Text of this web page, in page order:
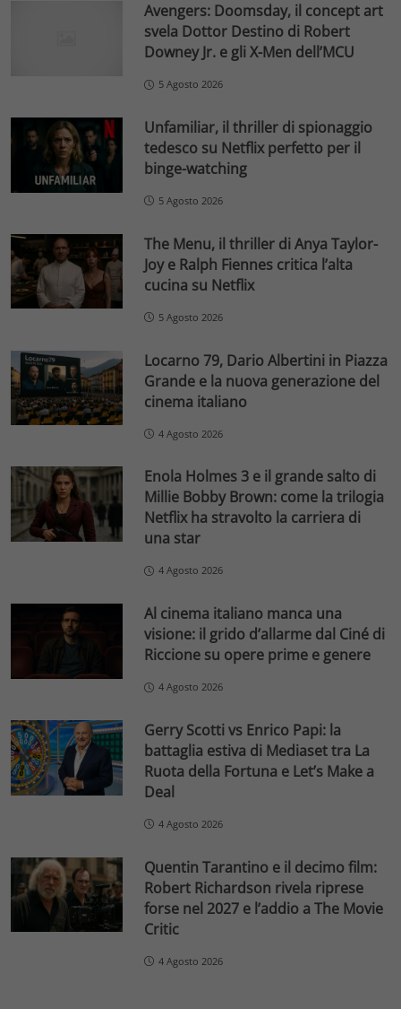
Avengers: Doomsday, il concept art
svela Dottor Destino di Robert
Downey Jr. e gli X-Men dell’MCU
5 Agosto 2026
Unfamiliar, il thriller di spionaggio
tedesco su Netflix perfetto per il
binge-watching
5 Agosto 2026
The Menu, il thriller di Anya Taylor-
Joy e Ralph Fiennes critica l’alta
cucina su Netflix
5 Agosto 2026
Locarno 79, Dario Albertini in Piazza
Grande e la nuova generazione del
cinema italiano
4 Agosto 2026
Enola Holmes 3 e il grande salto di
Millie Bobby Brown: come la trilogia
Netflix ha stravolto la carriera di
una star
4 Agosto 2026
Al cinema italiano manca una
visione: il grido d’allarme dal Ciné di
Riccione su opere prime e genere
4 Agosto 2026
Gerry Scotti vs Enrico Papi: la
battaglia estiva di Mediaset tra La
Ruota della Fortuna e Let’s Make a
Deal
4 Agosto 2026
Quentin Tarantino e il decimo film:
Robert Richardson rivela riprese
forse nel 2027 e l’addio a The Movie
Critic
4 Agosto 2026